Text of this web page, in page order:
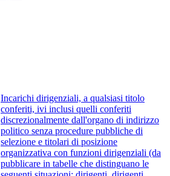
Incarichi dirigenziali, a qualsiasi titolo
conferiti, ivi inclusi quelli conferiti
discrezionalmente dall'organo di indirizzo
politico senza procedure pubbliche di
selezione e titolari di posizione
organizzativa con funzioni dirigenziali (da
pubblicare in tabelle che distinguano le